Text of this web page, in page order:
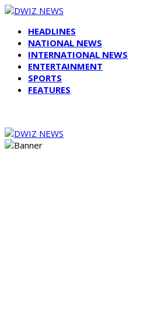
HEADLINES
NATIONAL NEWS
INTERNATIONAL NEWS
ENTERTAINMENT
SPORTS
FEATURES